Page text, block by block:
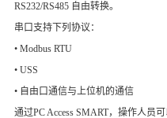
RS232/RS485 自由转换。
串口支持下列协议：
• Modbus RTU
• USS
• 自由口通信与上位机的通信
通过PC Access SMART，操作人员